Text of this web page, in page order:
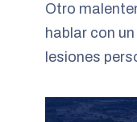
Otro
hablar con
lesiones